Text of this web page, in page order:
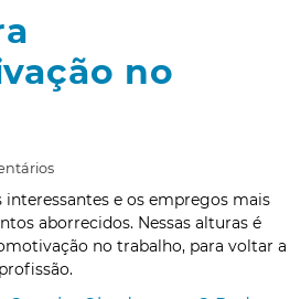
no
interessantes e os empregos mais
aborrecidos. Nessas alturas é
no trabalho, para voltar a